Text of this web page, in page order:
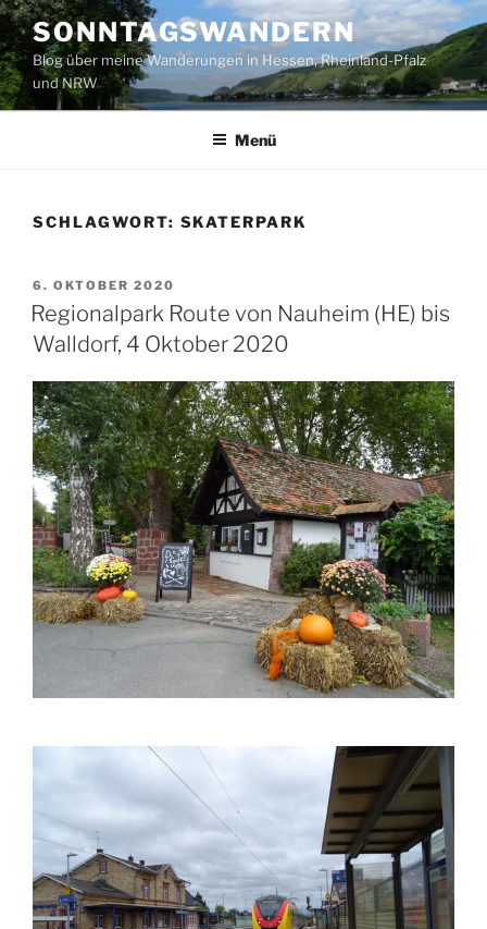
Zum
Inhalt
springen
SONNTAGSWANDERN
Blog über meine Wanderungen in Hessen, Rheinland-Pfalz
und NRW
Menü
SCHLAGWORT: SKATERPARK
VERÖFFENTLICHT
AM
6. OKTOBER 2020
Regionalpark Route von Nauheim (HE) bis
Walldorf, 4 Oktober 2020